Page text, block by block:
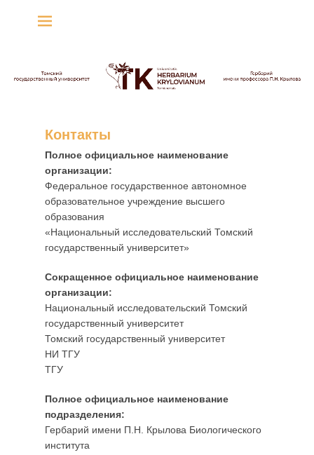
Контакты
О
п
у
б
л
и
к
в
а
н
о
1
2
.
5
.
2
0
Полное официальное наименование
организации:
Федеральное государственное автономное
образовательное учреждение высшего
образования
«Национальный исследовательский Томский
государственный университет»
Сокращенное официальное наименование
организации:
Национальный исследовательский Томский
государственный университет
Томский государственный университет
НИ ТГУ
ТГУ
Полное официальное наименование
подразделения:
Гербарий имени П.Н. Крылова Биологического
института